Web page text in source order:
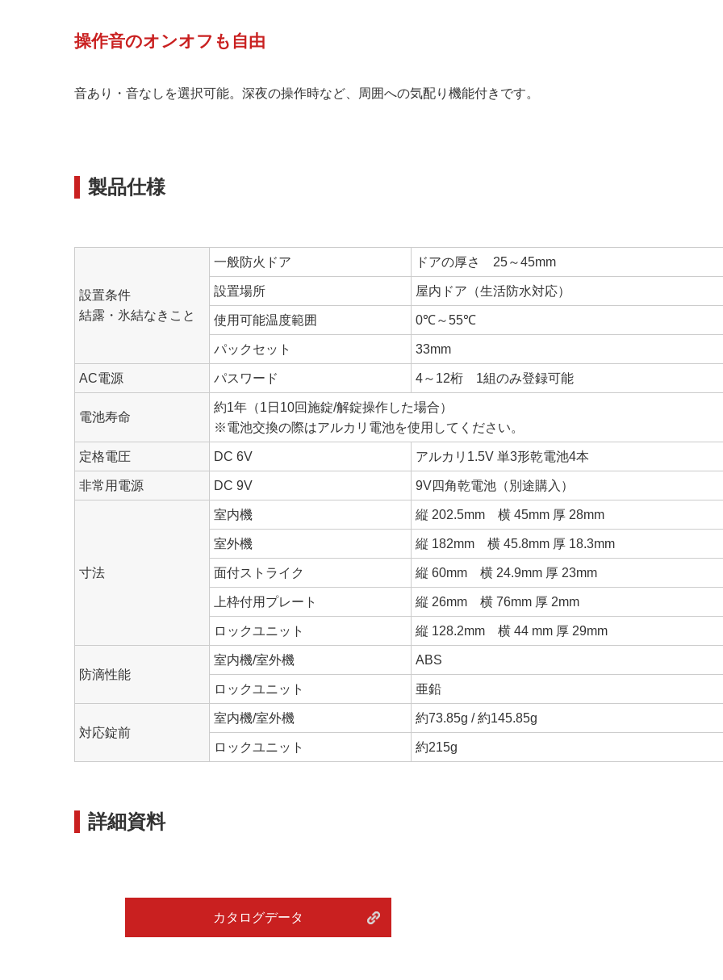
操作音のオンオフも自由
音あり・音なしを選択可能。深夜の操作時など、周囲への気配り機能付きです。
製品仕様
設置条件
結露・氷結なきこと
一般防火ドア ドアの厚さ 25～45mm
設置場所 屋内ドア（生活防水対応）
使用可能温度範囲 0℃～55℃
パックセット 33mm
AC電源 パスワード 4～12桁 1組のみ登録可能
電池寿命
約1年（1日10回施錠/解錠操作した場合）
※電池交換の際はアルカリ電池を使用してください。
定格電圧 DC 6V アルカリ1.5V 単3形乾電池4本
非常用電源 DC 9V 9V四角乾電池（別途購入）
寸法
室内機 縦 202.5mm 横 45mm 厚 28mm
室外機 縦 182mm 横 45.8mm 厚 18.3mm
面付ストライク 縦 60mm 横 24.9mm 厚 23mm
上枠付用プレート 縦 26mm 横 76mm 厚 2mm
ロックユニット 縦 128.2mm 横 44 mm 厚 29mm
防滴性能
室内機/室外機 ABS
ロックユニット 亜鉛
対応錠前
室内機/室外機 約73.85g / 約145.85g
ロックユニット 約215g
詳細資料
カタログデータ